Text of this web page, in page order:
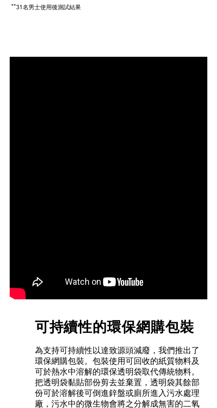
**31名男士使用後測試結果
可持續性的環保網購包裝
為支持可持續性以達致源頭減廢，我們推出了
環保網購包裝。包裝使用可回收的紙質物料及
可於熱水中溶解的環保透明袋取代傳統物料。
把透明袋黏貼部份剪去並棄置，透明袋其餘部
份可於溶解後可倒進鋅盤或廁所進入污水處理
廠，污水中的微生物會將之分解成無害的二氧